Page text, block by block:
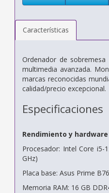
Características
Ordenador de
multimedia avanzada.
marcas reconocidas
calidad/precio excepcional.
Especificaciones
Rendimiento y hardware
Procesador: Intel Core i5-
GHz)
Placa base: Asus Prime
Memoria RAM: 16 GB